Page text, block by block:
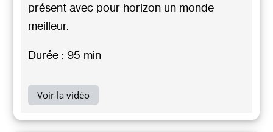
présent avec pour horizon un monde
meilleur.
Durée : 95 min
Voir la vidéo